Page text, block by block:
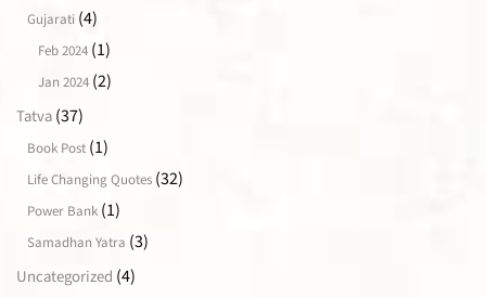
Gujarati (4)
Feb 2024 (1)
Jan 2024 (2)
Tatva (37)
Book Post (1)
Life Changing Quotes (32)
Power Bank (1)
Samadhan Yatra (3)
Uncategorized (4)